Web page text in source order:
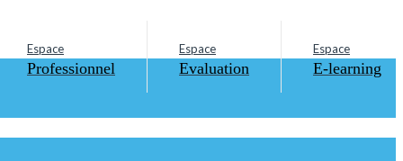
Espace
Professionnel
Espace
Evaluation
Espace
E-learning